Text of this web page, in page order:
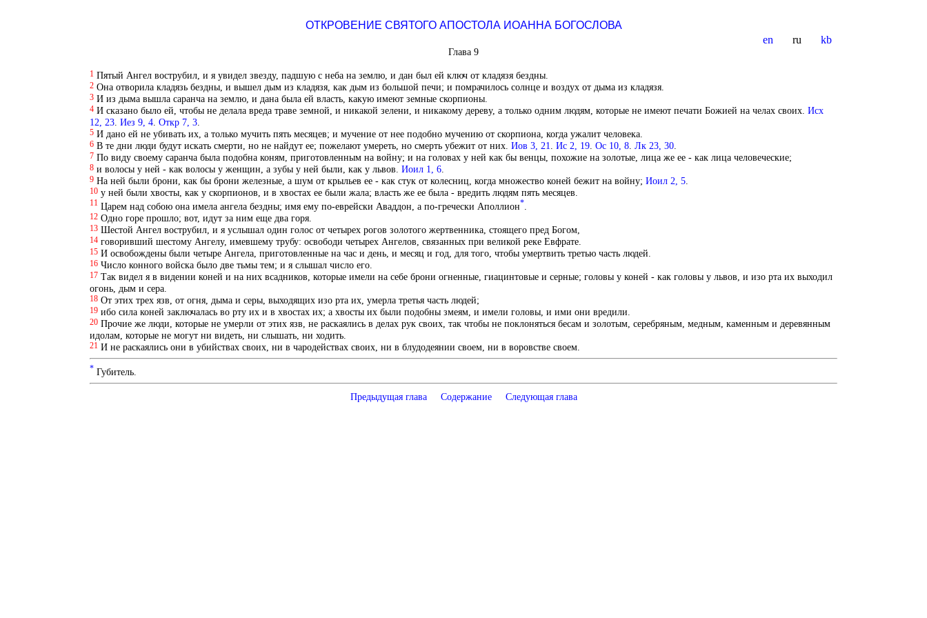
ОТКРОВЕНИЕ СВЯТОГО АПОСТОЛА ИОАННА БОГОСЛОВА
en
ru kb
Глава 9
1 Пятый Ангел вострубил, и я увидел звезду, падшую с неба на землю, и дан был ей ключ от кладязя бездны.
2 Она отворила кладязь бездны, и вышел дым из кладязя, как дым из большой печи; и помрачилось солнце и воздух от дыма из кладязя.
3 И из дыма вышла саранча на землю, и дана была ей власть, какую имеют земные скорпионы.
4 И сказано было ей, чтобы не делала вреда траве земной, и никакой зелени, и никакому дереву, а только одним людям, которые не имеют печати Божией на челах своих. Исх
12, 23. Иез 9, 4. Откр 7, 3.
5 И дано ей не убивать их, а только мучить пять месяцев; и мучение от нее подобно мучению от скорпиона, когда ужалит человека.
6 В те дни люди будут искать смерти, но не найдут ее; пожелают умереть, но смерть убежит от них. Иов 3, 21 Ис 2, 19. Ос 10, 8. Лк 23, 30.
7 По виду своему саранча была подобна коням, приготовленным на войну; и на головах у ней как бы венцы, похожие на золотые, лица же ее - как лица человеческие;
8 и волосы у ней - как волосы у женщин, а зубы у ней были, как у львов. Иоил 1, 6.
9 На ней были брони, как бы брони железные, а шум от крыльев ее - как стук от колесниц, когда множество коней бежит на войну; Иоил 2, 5.
10 у ней были хвосты, как у скорпионов, и в хвостах ее были жала; власть же ее была - вредить людям пять месяцев.
11 Царем над собою она имела ангела бездны; имя ему по-еврейски Аваддон, а по-гречески Аполлион*
12 Одно горе прошло; вот, идут за ним еще два горя.
13 Шестой Ангел вострубил, и я услышал один голос от четырех рогов золотого жертвенника, стоящего пред Богом,
14 говоривший шестому Ангелу, имевшему трубу: освободи четырех Ангелов, связанных при великой реке Евфрате.
15 И освобождены были четыре Ангела, приготовленные на час и день, и месяц и год, для того, чтобы умертвить третью часть людей.
16 Число конного войска было две тьмы тем; и я слышал число его.
17 Так видел я в видении коней и на них всадников, которые имели на себе брони огненные, гиацинтовые и серные; головы у коней - как головы у львов, и изо рта их выходил
огонь, дым и сера.
18 От этих трех язв, от огня, дыма и серы, выходящих изо рта их, умерла третья часть людей;
19 ибо сила коней заключалась во рту их и в хвостах их; а хвосты их были подобны змеям, и имели головы, и ими они вредили.
20 Прочие же люди, которые не умерли от этих язв, не раскаялись в делах рук своих, так чтобы не поклоняться бесам и золотым, серебряным, медным, каменным и деревянным
идолам, которые не могут ни видеть, ни слышать, ни ходить.
21 И не раскаялись они в убийствах своих, ни в чародействах своих, ни в блудодеянии своем, ни в воровстве своем.
* Губитель.
Предыдущая глава Содержание Следующая глава